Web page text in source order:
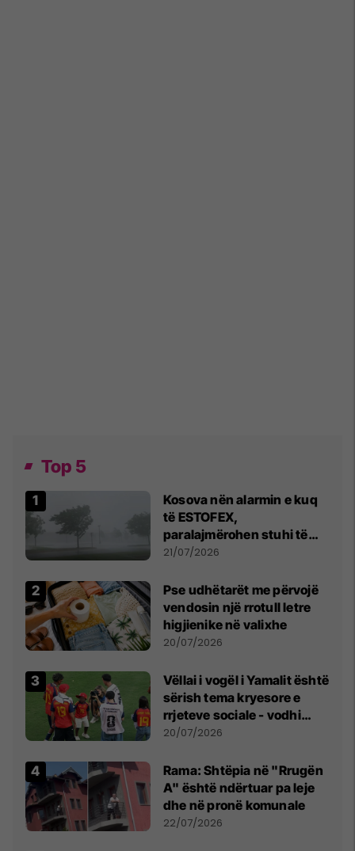
Top 5
Kosova nën alarmin e kuq
të ESTOFEX,
paralajmërohen stuhi të
fuqishme me breshër dhe
21/07/2026
Pse udhëtarët me përvojë
vendosin një rrotull letre
higjienike në valixhe
20/07/2026
Vëllai i vogël i Yamalit është
sërish tema kryesore e
rrjeteve sociale - vodhi
vëmendjen pas finales së
20/07/2026
Rama: Shtëpia në "Rrugën
A" është ndërtuar pa leje
dhe në pronë komunale
22/07/2026